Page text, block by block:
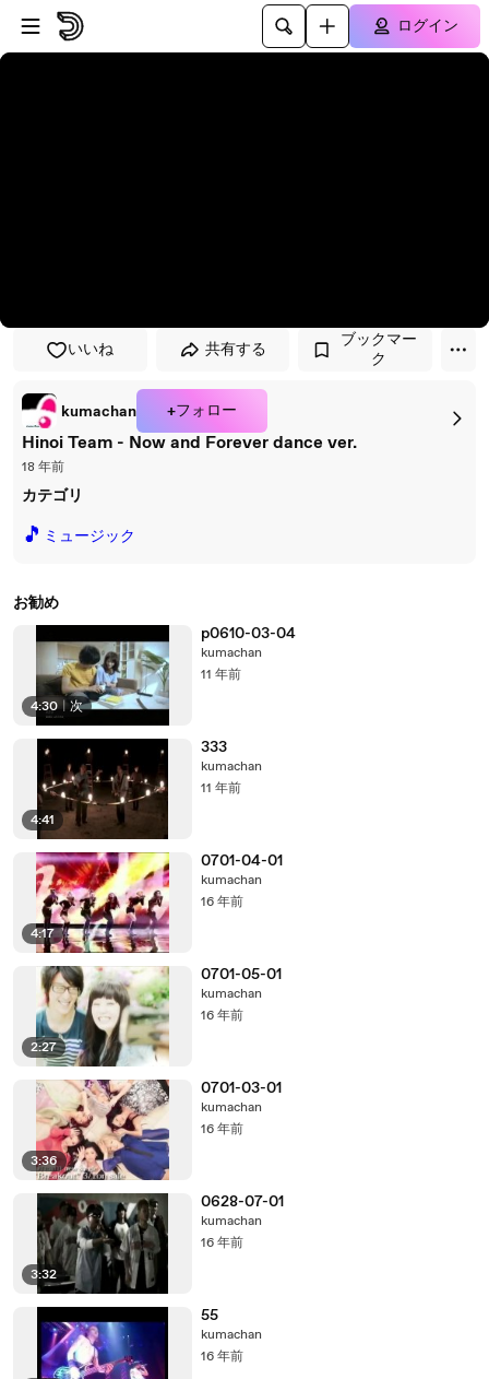
プレイヤーにスキップ
メインコンテンツにスキップ
ログイン
いいね 共有する
ブックマー
ク
kumachan +フォロー
Hinoi Team - Now and Forever dance ver.
18 年前
カテゴリ
🎵 ミュージック
お勧め
4:30 | 次
p0610-03-04
kumachan
11 年前
4:41
333
kumachan
11 年前
4:17
0701-04-01
kumachan
16 年前
2:27
0701-05-01
kumachan
16 年前
3:36
0701-03-01
kumachan
16 年前
3:32
0628-07-01
kumachan
16 年前
55
kumachan
16 年前